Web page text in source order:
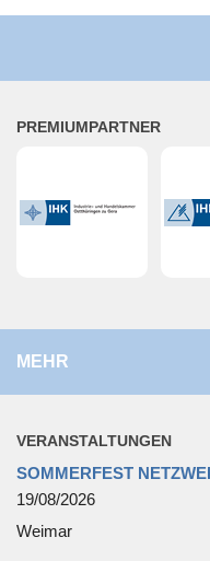
PRE­MI­UM­PART­NER
MEHR
VER­AN­STAL­TUN­GEN
SOMMERFEST
19/08/2026
Weimar